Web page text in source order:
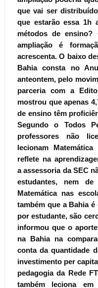
que vai ser
que estarão essa 1h
métodos de
ampliação é
acrescenta. O baixo
Bahia consta no
anteontem, pelo
parceria com a
mostrou que apenas
de ensino têm
Segundo o Todos
professores não
lecionam
reflete na
a assessoria da SEC
estudantes, nem
Matemática nas
também que a Bahia
por estudante, são
informou que o
na Bahia na
conta da quantidade
investimento per
pedagogia da Rede
também leciona